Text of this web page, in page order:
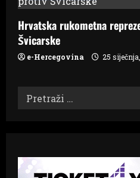
Hrvatska rukometna
Švicarske
e-Hercegovina 25
Pretraži: